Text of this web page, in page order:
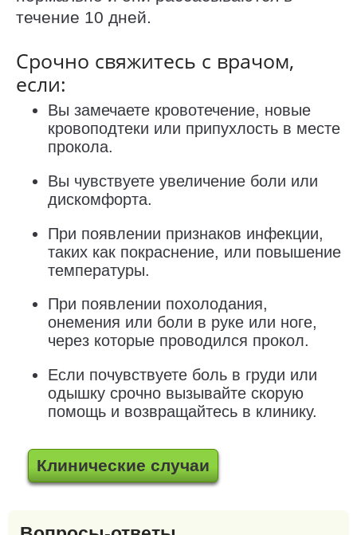
течение 10 дней.
Срочно свяжитесь с врачом,
если:
Вы замечаете кровотечение, новые
кровоподтеки или припухлость в месте
прокола.
Вы чувствуете увеличение боли или
дискомфорта.
При появлении признаков инфекции,
таких как покраснение, или повышение
температуры.
При появлении похолодания,
онемения или боли в руке или ноге,
через которые проводился прокол.
Если почувствуете боль в груди или
одышку срочно вызывайте скорую
помощь и возвращайтесь в клинику.
Клинические случаи